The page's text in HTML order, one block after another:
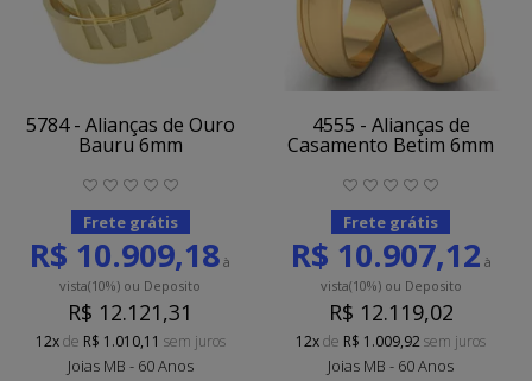
5784 - Alianças de Ouro
Bauru 6mm
Frete grátis
R$ 10.909,18 à
vista(10%) ou Deposito
R$ 12.121,31
12xde R$ 1.010,11 sem juros
Joias MB - 60 Anos
4555 - Alianças de
Casamento Betim 6mm
Frete grátis
R$ 10.907,12 à
vista(10%)ou Deposito
R$ 12.119,02
12xde R$ 1.009,92sem juros
Joias MB - 60 Anos